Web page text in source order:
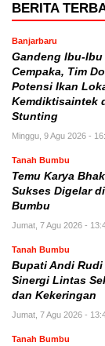
BERITA
Banjarbaru
Gandeng Ibu-
Cempaka, Tim
Potensi Ikan
Kemdiktisaintek
Stunting
Minggu, 9 Agu 2026 -
Tanah Bumbu
Temu Karya
Sukses Digelar
Bumbu
Jumat, 7 Agu 2026 -
Tanah Bumbu
Bupati Andi
Sinergi Lintas
dan Kekeringan
Jumat, 7 Agu 2026 -
Tanah Bumbu